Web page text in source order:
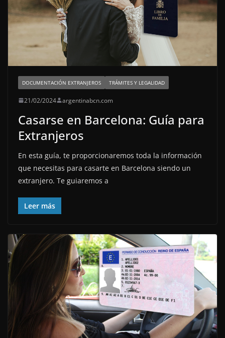
DOCUMENTACIÓN EXTRANJEROS TRÁMITES Y LEGALIDAD
21/02/2024 argentinabcn.com
Casarse en Barcelona: Guía para
Extranjeros
En esta guía, te proporcionaremos toda la información
que necesitas para casarte en Barcelona siendo un
extranjero. Te guiaremos a
Leer más